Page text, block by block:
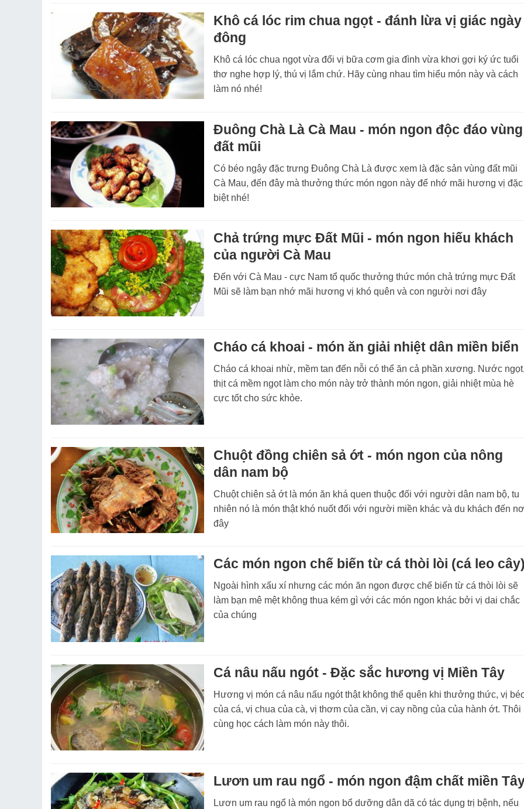
Khô cá lóc rim chua ngọt - đánh lừa vị giác ngày
đông
Khô cá lóc chua ngọt vừa đổi vị bữa cơm gia đình vừa khơi gợi ký ức tuổi
thơ nghe hợp lý, thú vị lắm chứ. Hãy cùng nhau tìm hiểu món này và cách
làm nó nhé!
Đuông Chà Là Cà Mau - món ngon độc đáo vùng
đất mũi
Có béo ngậy đặc trưng Đuông Chà Là được xem là đặc sản vùng đất mũi
Cà Mau, đến đây mà thưởng thức món ngon này để nhớ mãi hương vị đặc
biệt nhé!
Chả trứng mực Đất Mũi - món ngon hiếu khách
của người Cà Mau
Đến với Cà Mau - cực Nam tổ quốc thưởng thức món chả trứng mực Đất
Mũi sẽ làm bạn nhớ mãi hương vị khó quên và con người nơi đây
Cháo cá khoai - món ăn giải nhiệt dân miền biển
Cháo cá khoai nhừ, mềm tan đến nỗi có thể ăn cả phần xương. Nước
thịt cá mềm ngọt làm cho món này trở thành món ngon, giải nhiệt mùa hè
cực tốt cho sức khỏe.
Chuột đồng chiên sả ớt - món ngon của nông
dân nam bộ
Chuột chiên sả ớt là món ăn khá quen thuộc đối với người dân nam bộ, tu
nhiên nó là món thật khó nuốt đối với người miền khác và du khách đến
đây
Các món ngon chế biến từ cá thòi lòi (cá leo
Ngoài hình xấu xí nhưng các món ăn ngon được chế biến từ cá thòi lòi sẽ
làm bạn mê mệt không thua kém gì với các món ngon khác bởi vị dai chắc
của chúng
Cá nâu nấu ngót - Đặc sắc hương vị Miền Tây
Hương vị món cá nâu nấu ngót thật không thể quên khi thưởng thức, vị
của cá, vị chua của cà, vị thơm của cần, vị cay nồng của của hành ớt. Thôi
cùng học cách làm món này thôi.
Lươn um rau ngổ - món ngon đậm chất miền
Lươn um rau ngổ là món ngon bổ dưỡng dân dã có tác dụng trị bệnh, nếu